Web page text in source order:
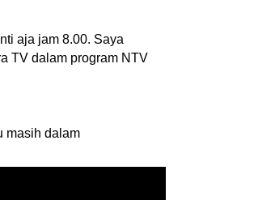
aja jam 8.00. Saya
TV dalam program NTV
masih dalam